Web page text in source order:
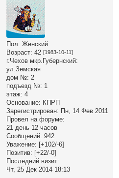
Пол: Женский
Возраст: 42 [1983-10-11]
г.Чехов мкр.Губернский:
ул.Земская
дом №: 2
подъезд №: 1
этаж: 4
Основание: КПРП
Зарегистрирован: Пн, 14 Фев 2011
Провел на форуме:
21 день 12 часов
Сообщений: 942
Уважение: [+102/-6]
Позитив: [+22/-0]
Последний визит:
Чт, 25 Дек 2014 18:13